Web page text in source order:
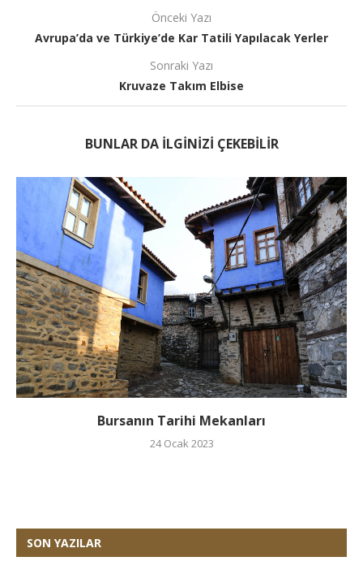
Önceki Yazı
Avrupa’da ve Türkiye’de Kar Tatili Yapılacak Yerler
Sonraki Yazı
Kruvaze Takım Elbise
BUNLAR DA ILGINIZI ÇEKEBILIR
Bursanın Tarihi Mekanları
24 Ocak 2023
SON YAZILAR